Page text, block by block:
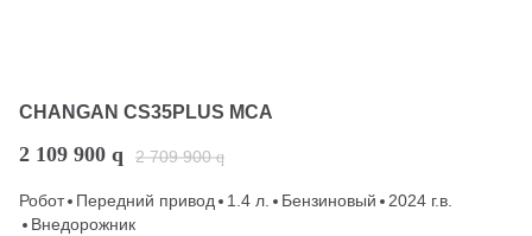
CHANGAN CS35PLUS MCA
2 109 900 q 2 709 900 q
Робот Передний привод 1.4 л. Бензиновый
2024 г.в.
Внедорожник